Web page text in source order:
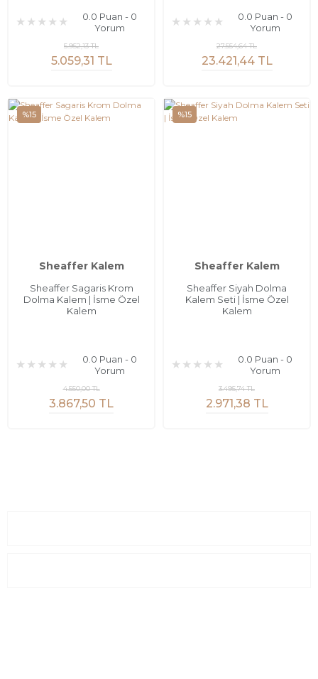
0.0 Puan - 0
Yorum
5.059,31 TL
5.952,13 TL
0.0 Puan - 0
Yorum
23.421,44 TL
27.554,64 TL
%15
Sheaffer Kalem
Sheaffer Sagaris Krom
Dolma Kalem | İsme Özel
Kalem
0.0 Puan - 0
Yorum
3.867,50 TL
4.550,00 TL
%15
Sheaffer Kalem
Sheaffer Siyah Dolma
Kalem Seti | İsme Özel
Kalem
0.0 Puan - 0
Yorum
2.971,38 TL
3.495,74 TL